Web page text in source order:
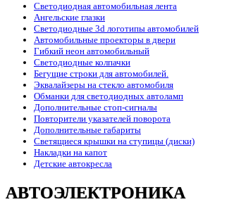
Светодиодная автомобильная лента
Ангельские глазки
Светодиодные 3d логотипы автомобилей
Автомобильные проекторы в двери
Гибкий неон автомобильный
Светодиодные колпачки
Бегущие строки для автомобилей.
Эквалайзеры на стекло автомобиля
Обманки для светодиодных автоламп
Дополнительные стоп-сигналы
Повторители указателей поворота
Дополнительные габариты
Светящиеся крышки на ступицы (диски)
Накладки на капот
Детские автокресла
АВТОЭЛЕКТРОНИКА